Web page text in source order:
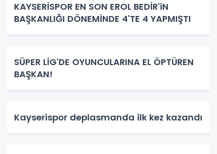
KAYSERİSPOR EN SON EROL BEDİR'iN
BAŞKANLIĞI DÖNEMİNDE 4'TE 4 YAPMIŞTI
SÜPER LİG'DE OYUNCULARINA EL ÖPTÜREN
BAŞKAN!
Kayserispor deplasmanda ilk kez kazandı